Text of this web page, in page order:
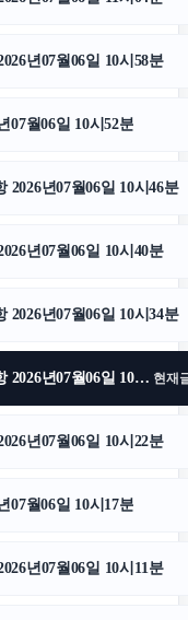
주택담보대출
핑크티켓
용인흥신소
아고다할인코드
서울이혼변호사
상간녀소송
년07월06일 10시58분
07월06일 10시52분
년07월06일 10시46분
년07월06일 10시40분
년07월06일 10시34분
트립닷컴할인코드 진행 전 체크사항 2026년07월06일 10시28분 현재
년07월06일 10시22분
07월06일 10시17분
년07월06일 10시11분